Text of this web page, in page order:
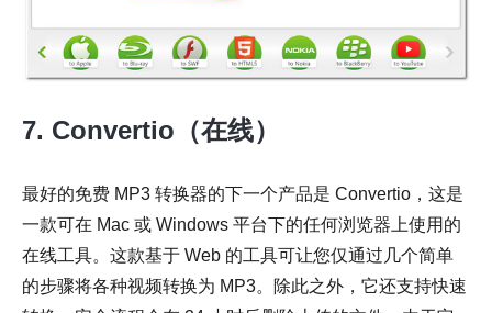
7. Convertio（在线）
最好的免费 MP3 转换器的下一个产品是 Convertio，这是
一款可在 Mac 或 Windows 平台下的任何浏览器上使用的
在线工具。这款基于 Web 的工具可让您仅通过几个简单
的步骤将各种视频转换为 MP3。除此之外，它还支持快速